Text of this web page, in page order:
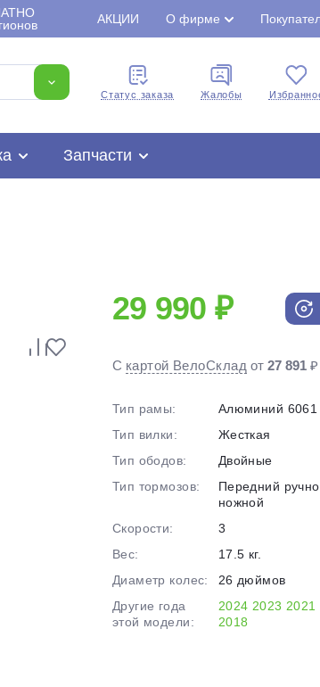
АКЦИИ О фирме
Cтатус заказа Жалобы
Запчасти
29 990 ₽
С картой ВелоСклад от27 891
Тип рамы:
Алюминий 6061
Тип вилки:
Жесткая
Тип ободов:
Двойные
Тип тормозов:
Передний
ножной
Скорости:
3
Вес:
17.5 кг.
Диаметр колес:
26 дюймов
Другие года
этой модели:
2024 2023 2021
2018
переплат